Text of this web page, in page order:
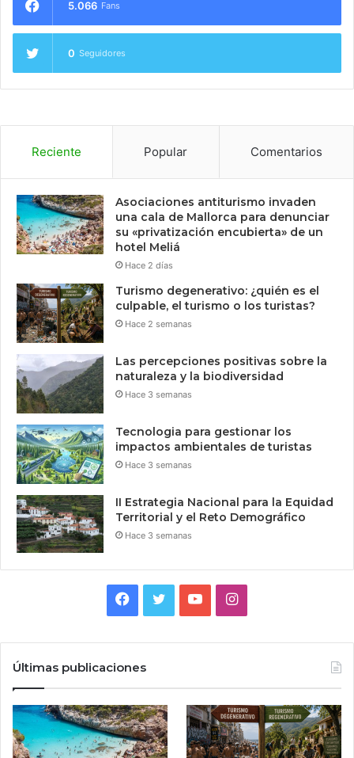
5.066 Fans
0 Seguidores
Reciente Popular Comentarios
Asociaciones antiturismo invaden
una cala de Mallorca para denunciar
su «privatización encubierta» de un
hotel Meliá
Hace 2 días
Turismo degenerativo: ¿quién es el
culpable, el turismo o los turistas?
Hace 2 semanas
Las percepciones positivas sobre la
naturaleza y la biodiversidad
Hace 3 semanas
Tecnologia para gestionar los
impactos ambientales de turistas
Hace 3 semanas
II Estrategia Nacional para la Equidad
Territorial y el Reto Demográfico
Hace 3 semanas
Facebook
TwitterYouTubeInstagram
Últimas publicaciones